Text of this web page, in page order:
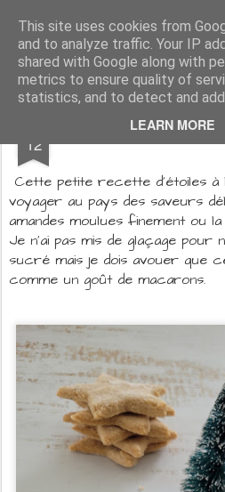
This site uses cookies from
and to analyze traffic. Your IP
shared with Google along with
metrics to ensure quality of
statistics, and to detect and
LEARN MORE
Aux papilles by Virginie
12 Etoiles à
Cette petite recette d'étoiles à
voyager au pays des saveurs
amandes moulues finement ou la
Je n'ai pas mis de glaçage pour
sucré mais je dois avouer que
comme un goût de macarons.